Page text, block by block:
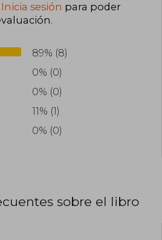
Inicia sesión para poder
.
89% (8)
0% (0)
0% (0)
11% (1)
0% (0)
sobre el libro